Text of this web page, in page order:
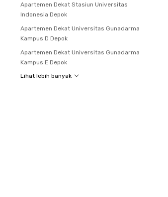
Apartemen Dekat Stasiun Universitas
Indonesia Depok
Apartemen Dekat Universitas Gunadarma
Kampus D Depok
Apartemen Dekat Universitas Gunadarma
Kampus E Depok
Lihat lebih banyak